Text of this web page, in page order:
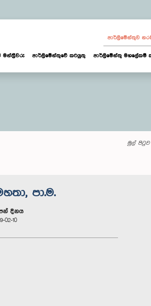
පාර්ලි‌මේන්තුව
මන්ත්‍රීවරු පාර්ලිමේන්තුවේ කටයුතු පාර්ලිමේන්තු මහලේකම්
මුල් පිටුව
පා.ම.
දිනය
02-10